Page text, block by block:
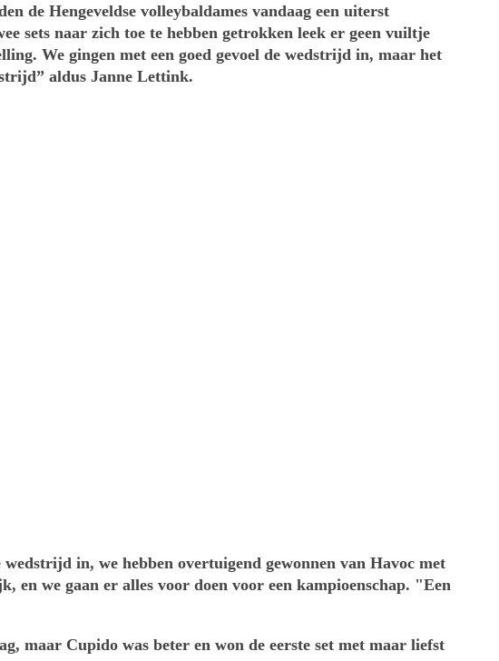
de Hengeveldse volleybaldames vandaag een uiterst
sets naar zich toe te hebben getrokken leek er geen vuiltje
We gingen met een goed gevoel de wedstrijd in, maar het
aldus Janne Lettink.
in, we hebben overtuigend gewonnen van Havoc met
we gaan er alles voor doen voor een kampioenschap. "Een
maar Cupido was beter en won de eerste set met maar liefst